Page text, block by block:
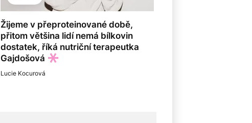
Žijeme v přeproteinované době,
přitom většina lidí nemá bílkovin
dostatek, říká nutriční terapeutka
Gajdošová
Lucie Kocurová